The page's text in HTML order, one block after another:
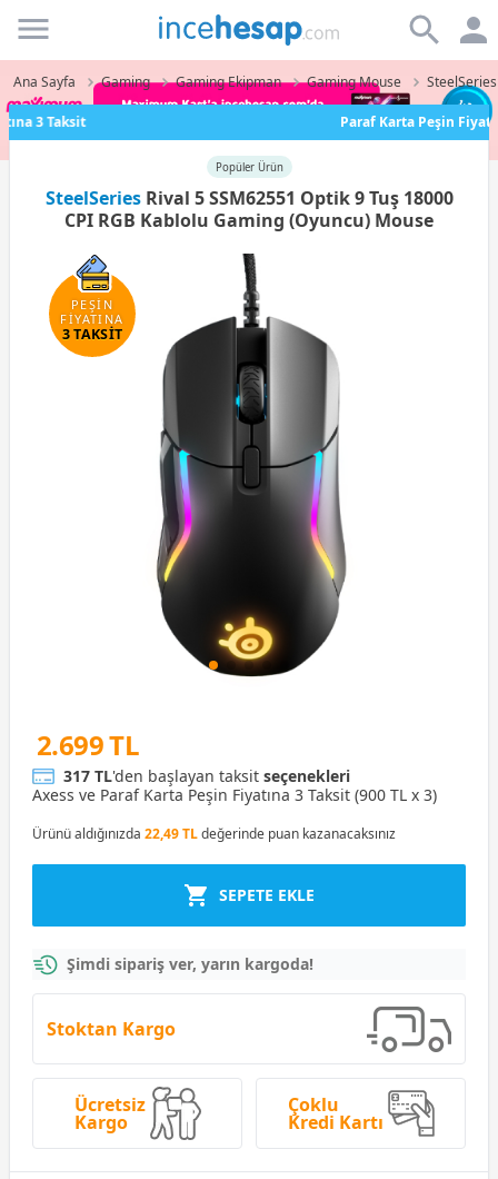
Incehesap
Ana Sayfa Gaming Gaming Ekipman Gaming Mouse
Paraf Karta Peşin Fiyatına 3 Taksit
Popüler Ürün
SteelSeriesRival 5 SSM62551 Optik 9 Tuş 18000
CPI RGB Kablolu Gaming (Oyuncu) Mouse
PEŞİN
FİYATINA
3 TAKSİT
2.699 TL
317 TL'den başlayan taksit seçenekleri
Axess ve Paraf Karta Peşin Fiyatına 3 Taksit (900 TL x 3)
Ürünü aldığınızda 22,49 TLdeğerinde puan kazanacaksınız
SEPETE EKLE
Şimdi sipariş ver, yarın kargoda!
Stoktan Kargo
Ücretsiz
Kargo
Çoklu
Kredi Kartı